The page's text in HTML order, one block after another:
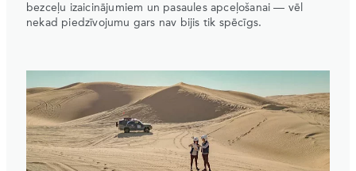
bezceļu izaicinājumiem un pasaules apceļošanai — vēl
nekad piedzīvojumu gars nav bijis tik spēcīgs.